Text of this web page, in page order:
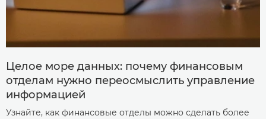
Целое море данных: почему финансовым
отделам нужно переосмыслить управление
информацией
Узнайте, как финансовые отделы можно сделать более